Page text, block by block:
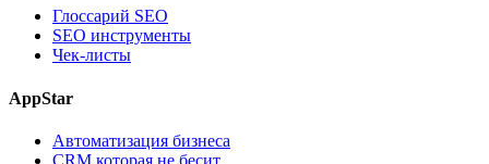
Глоссарий SEO
SEO инструменты
Чек-листы
AppStar
Автоматизация бизнеса
CRM которая не бесит